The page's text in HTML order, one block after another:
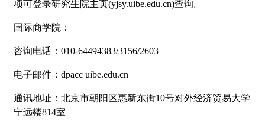
项可登录研究生院主页(yjsy.uibe.edu.cn)查询。
国际商学院：
咨询电话：010-64494383/3156/2603
电子邮件：dpacc uibe.edu.cn
通讯地址：北京市朝阳区惠新东街10号对外经济贸易大学
宁远楼814室